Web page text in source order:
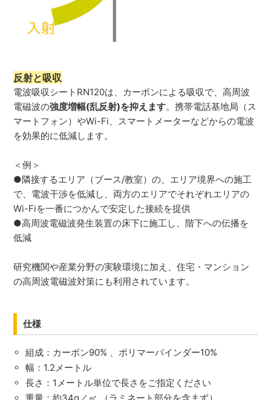
反射と吸収
電波吸収シートRN120は、カーボンによる吸収で、高周波
電磁波の強度増幅(乱反射)を抑えます。携帯電話基地局（ス
マートフォン）やWi-Fi、スマートメーターなどからの電波
を効果的に低減します。
＜例＞
●隣接するエリア（ブース/教室）の、エリア境界への施工
で、電波干渉を低減し、両方のエリアでそれぞれエリアの
Wi-Fiを一番につかんで安定した接続を提供
●高周波電磁波発生装置の床下に施工し、階下への伝播を
低減
研究機関や産業分野の実験環境に加え、住宅・マンション
の高周波電磁波対策にも利用されています。
仕様
組成：カーボン90% 、ポリマーバインダー10%
幅：1.2メートル
長さ：1メートル単位で長さをご指定ください
重量：約34g／㎡ （ラミネート部分を含まず）